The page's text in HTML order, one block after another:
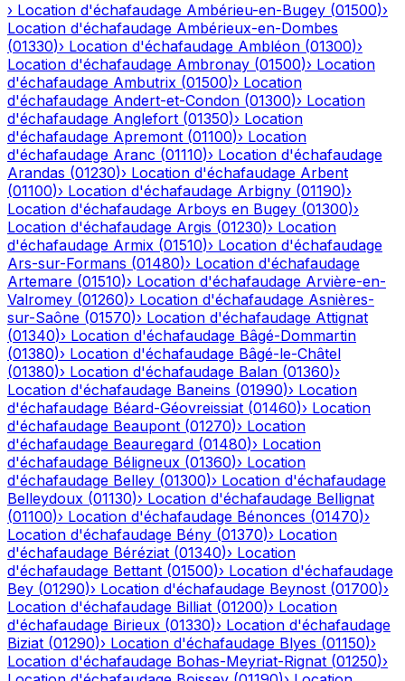
› Location d'échafaudage Ambérieu-en-Bugey (01500)›
Location d'échafaudage Ambérieux-en-Dombes
(01330)› Location d'échafaudage Ambléon (01300)›
Location d'échafaudage Ambronay (01500)› Location
d'échafaudage Ambutrix (01500)› Location
d'échafaudage Andert-et-Condon (01300)› Location
d'échafaudage Anglefort (01350)› Location
d'échafaudage Apremont (01100)› Location
d'échafaudage Aranc (01110)› Location d'échafaudage
Arandas (01230)› Location d'échafaudage Arbent
(01100)› Location d'échafaudage Arbigny (01190)›
Location d'échafaudage Arboys en Bugey (01300)›
Location d'échafaudage Argis (01230)› Location
d'échafaudage Armix (01510)› Location d'échafaudage
Ars-sur-Formans (01480)› Location d'échafaudage
Artemare (01510)› Location d'échafaudage Arvière-en-
Valromey (01260)› Location d'échafaudage Asnières-
sur-Saône (01570)› Location d'échafaudage Attignat
(01340)› Location d'échafaudage Bâgé-Dommartin
(01380)› Location d'échafaudage Bâgé-le-Châtel
(01380)› Location d'échafaudage Balan (01360)›
Location d'échafaudage Baneins (01990)› Location
d'échafaudage Béard-Géovreissiat (01460)› Location
d'échafaudage Beaupont (01270)› Location
d'échafaudage Beauregard (01480)› Location
d'échafaudage Béligneux (01360)› Location
d'échafaudage Belley (01300)› Location d'échafaudage
Belleydoux (01130)› Location d'échafaudage Bellignat
(01100)› Location d'échafaudage Bénonces (01470)›
Location d'échafaudage Bény (01370)› Location
d'échafaudage Béréziat (01340)› Location
d'échafaudage Bettant (01500)› Location d'échafaudage
Bey (01290)› Location d'échafaudage Beynost (01700)›
Location d'échafaudage Billiat (01200)› Location
d'échafaudage Birieux (01330)› Location d'échafaudage
Biziat (01290)› Location d'échafaudage Blyes (01150)›
Location d'échafaudage Bohas-Meyriat-Rignat (01250)›